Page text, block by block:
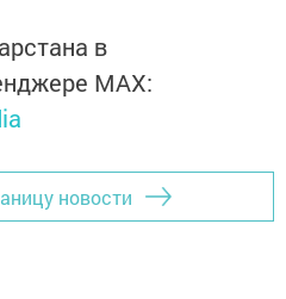
в
MАХ:
новости